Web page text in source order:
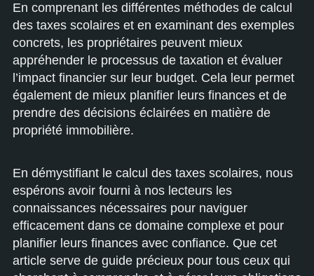
En comprenant les différentes méthodes de calcul
des taxes scolaires et en examinant des exemples
concrets, les propriétaires peuvent mieux
appréhender le processus de taxation et évaluer
l’impact financier sur leur budget. Cela leur permet
également de mieux planifier leurs finances et de
prendre des décisions éclairées en matière de
propriété immobilière.
En démystifiant le calcul des taxes scolaires, nous
espérons avoir fourni à nos lecteurs les
connaissances nécessaires pour naviguer
efficacement dans ce domaine complexe et pour
planifier leurs finances avec confiance. Que cet
article serve de guide précieux pour tous ceux qui